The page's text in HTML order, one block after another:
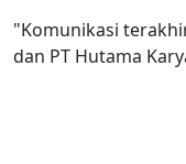
"Komunikasi
dan PT Hutama